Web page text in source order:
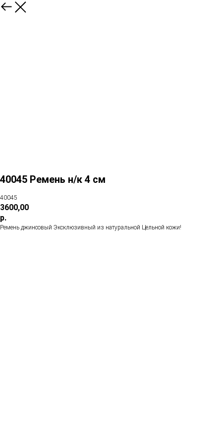
40045 Ремень н/к 4 см
40045
3600,00
р.
Ремень джинсовый Эксклюзивный из натуральной Цельной кожи!